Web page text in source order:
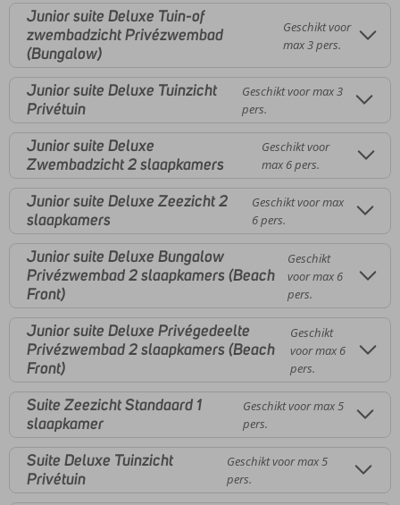
Junior suite Deluxe Tuin-of
zwembadzicht Privézwembad
(Bungalow)
Geschikt voor
max 3 pers.
Junior suite Deluxe Tuinzicht
Privétuin
Geschikt voor max 3
pers.
Junior suite Deluxe
Zwembadzicht 2 slaapkamers
Geschikt voor
max 6 pers.
Junior suite Deluxe Zeezicht 2
slaapkamers
Geschikt voor max
6 pers.
Junior suite Deluxe Bungalow
Privézwembad 2 slaapkamers (Beach
Front)
Geschikt
voor max 6
pers.
Junior suite Deluxe Privégedeelte
Privézwembad 2 slaapkamers (Beach
Front)
Geschikt
voor max 6
pers.
Suite Zeezicht Standaard 1
slaapkamer
Geschikt voor max 5
pers.
Suite Deluxe Tuinzicht
Privétuin
Geschikt voor max 5
pers.